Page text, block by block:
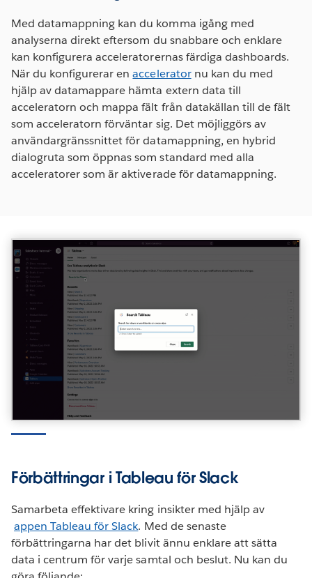
Med datamappning kan du komma igång med
analyserna direkt eftersom du snabbare och enklare
kan konfigurera acceleratorernas färdiga dashboards.
När du konfigurerar enacceleratornu kan du med
hjälp av datamappare hämta extern data till
acceleratorn och mappa fält från datakällan till de fält
som acceleratorn förväntar sig. Det möjliggörs av
användargränssnittet för datamappning, en hybrid
dialogruta som öppnas som standard med alla
acceleratorer som är aktiverade för datamappning.
Förbättringar i Tableau för Slack
Samarbeta effektivare kring insikter med hjälp av
appen Tableau för Slack. Med de senaste
förbättringarna har det blivit ännu enklare att sätta
data i centrum för varje samtal och beslut. Nu kan du